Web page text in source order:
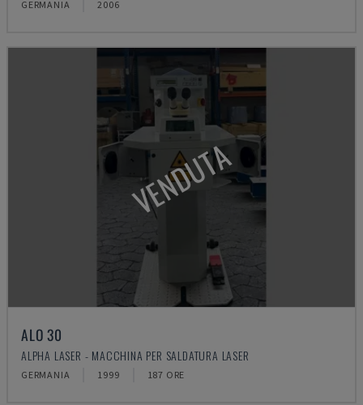
GERMANIA 2006
VENDUTA
ALO 30
ALPHA LASER - MACCHINA PER SALDATURA LASER
GERMANIA 1999 187 ORE